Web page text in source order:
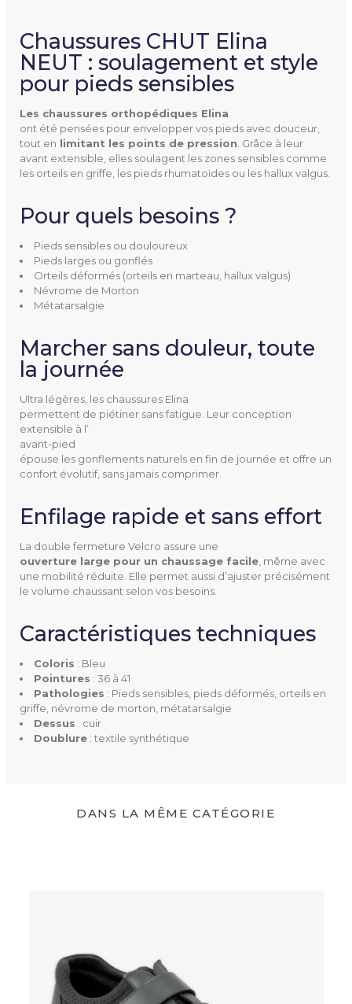
Chaussures CHUT Elina
NEUT : soulagement et style
pour pieds sensibles
Les chaussures orthopédiques Elina
ont été pensées pour envelopper vos pieds avec douceur,
tout en limitant les points de pression . Grâce à leur
avant extensible, elles soulagent les zones sensibles comme
les orteils en griffe, les pieds rhumatoïdes ou les hallux valgus.
Pour quels besoins ?
Pieds sensibles ou douloureux
Pieds larges ou gonflés
Orteils déformés (orteils en marteau, hallux valgus)
Névrome de Morton
Métatarsalgie
Marcher sans douleur, toute
la journée
Ultra légères, les chaussures Elina
permettent de piétiner sans fatigue. Leur conception
extensible à l’
avant-pied
épouse les gonflements naturels en fin de journée et offre un
confort évolutif, sans jamais comprimer.
Enfilage rapide et sans effort
La double fermeture Velcro assure une
ouverture large pour un chaussage facile, même avec
une mobilité réduite. Elle permet aussi d’ajuster précisément
le volume chaussant selon vos besoins.
Caractéristiques techniques
Coloris : Bleu
Pointures : 36 à 41
Pathologies : Pieds sensibles, pieds déformés, orteils en
griffe, névrome de morton, métatarsalgie
Dessus : cuir
Doublure: textile synthétique
Référence4978955536
Utilisation
Confort
Pathologies
Orteils en griffe
Pointures
Hauteur De Talon 2 cm
Semelle Intérieure Amovibl
E
Oui
Couleur(s) Disponible(s) Bleu
Mentions Obligatoires
Dispositif médical
DANS LA MÊME CATÉGORIE